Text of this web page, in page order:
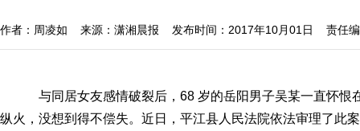
作者：周凌如 来源：潇湘晨报 发布时间：2017年10月01日 责任编
与同居女友感情破裂后，68 岁的岳阳男子吴某一直怀恨在
纵火，没想到得不偿失。近日，平江县人民法院依法审理了此